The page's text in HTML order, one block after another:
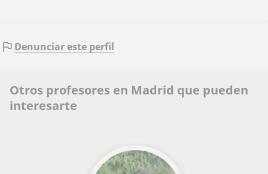
Denunciar este perfil
Otros profesores en Madrid que pueden
interesarte